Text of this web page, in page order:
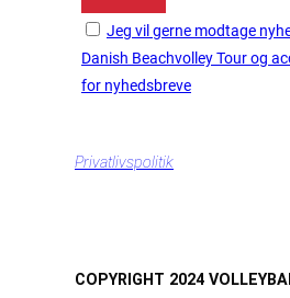
Jeg vil gerne modtage
Danish Beachvolley Tour og
for nyhedsbreve
Privatlivspolitik
COPYRIGHT 2024